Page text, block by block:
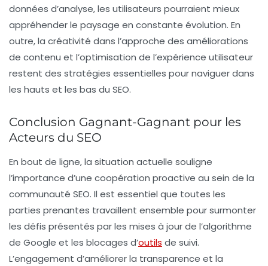
données d’analyse, les utilisateurs pourraient mieux
appréhender le paysage en constante évolution. En
outre, la créativité dans l’approche des améliorations
de contenu et l’optimisation de l’expérience utilisateur
restent des stratégies essentielles pour naviguer dans
les hauts et les bas du SEO.
Conclusion Gagnant-Gagnant pour les
Acteurs du SEO
En bout de ligne, la situation actuelle souligne
l’importance d’une coopération proactive au sein de la
communauté SEO. Il est essentiel que toutes les
parties prenantes travaillent ensemble pour surmonter
les défis présentés par les mises à jour de l’algorithme
de Google et les blocages d’outils de suivi.
L’engagement d’améliorer la transparence et la